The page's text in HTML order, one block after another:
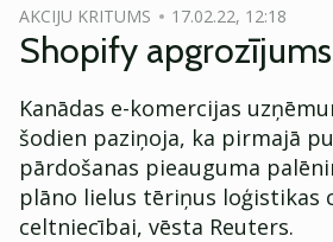
AKCIJU KRITUMS 17.02.22, 12:18
Shopify
Kanādas e-komercijas
šodien paziņoja, ka pirmajā
pārdošanas pieauguma
plāno lielus tēriņus loģistikas
celtniecībai, vēsta Reuters.